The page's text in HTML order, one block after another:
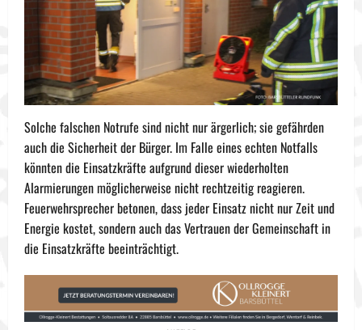
Solche falschen Notrufe sind nicht nur ärgerlich; sie gefährden
auch die Sicherheit der Bürger. Im Falle eines echten Notfalls
könnten die Einsatzkräfte aufgrund dieser wiederholten
Alarmierungen möglicherweise nicht rechtzeitig reagieren.
Feuerwehrsprecher betonen, dass jeder Einsatz nicht nur Zeit und
Energie kostet, sondern auch das Vertrauen der Gemeinschaft in
die Einsatzkräfte beeinträchtigt.